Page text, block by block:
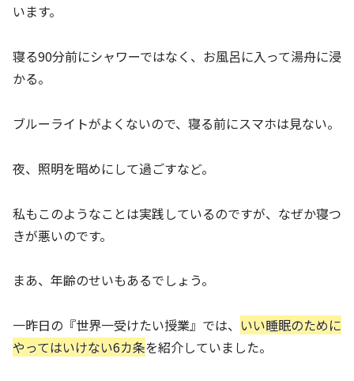
います。
寝る90分前にシャワーではなく、お風呂に入って湯舟に浸
かる。
ブルーライトがよくないので、寝る前にスマホは見ない。
夜、照明を暗めにして過ごすなど。
私もこのようなことは実践しているのですが、なぜか寝つ
きが悪いのです。
まあ、年齢のせいもあるでしょう。
一昨日の『世界一受けたい授業』では、 いい睡眠のために
やってはいけない6カ条を紹介していました。